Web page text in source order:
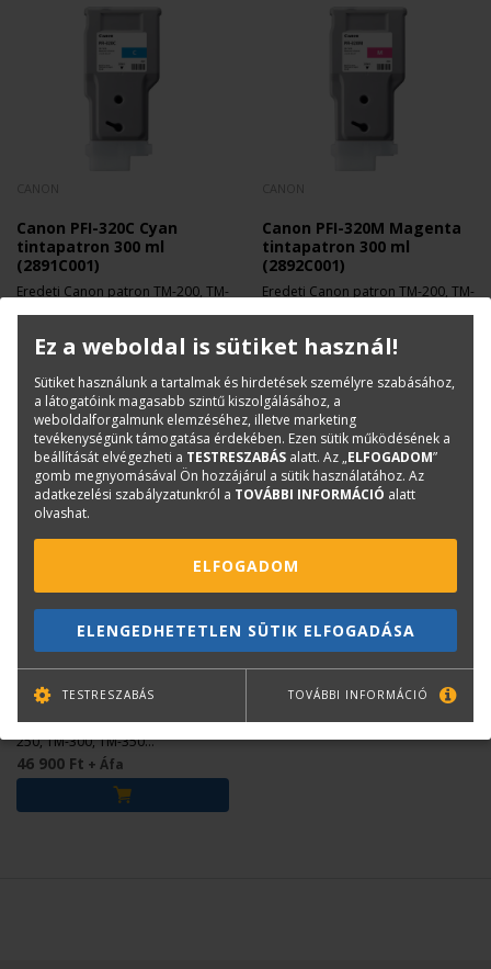
Canon PFI-320C Cyan
tintapatron 300 ml
(2891C001)
Eredeti Canon patron TM-200, TM-
nyomtatókhoz.
Canon PFI-320M Magenta
tintapatron 300 ml
(2892C001)
Eredeti Canon patron TM-200, TM-
nyomtatókhoz.
Canon PFI-320Y Yellow
tintapatron 300 ml
(2893C001)
Eredeti Canon patron TM-200, TM-
250, TM-300, TM-350
nyomtatókhoz.
46 900 Ft + Áfa
Ez a weboldal is sütiket használ!
Sütiket használunk a tartalmak és hirdetések személyre szabásához,
a látogatóink magasabb szintű kiszolgálásához, a
weboldalforgalmunk elemzéséhez, illetve marketing
tevékenységünk támogatása érdekében. Ezen sütik működésének a
beállítását elvégezheti a TESTRESZABÁS alatt. Az „ELFOGADOM”
gomb megnyomásával Ön hozzájárul a sütik használatához. Az
adatkezelési szabályzatunkról a TOVÁBBI INFORMÁCIÓ alatt
olvashat.
ELFOGADOM
ELENGEDHETETLEN SÜTIK ELFOGADÁSA
TESTRESZABÁS TOVÁBBI INFORMÁCIÓ